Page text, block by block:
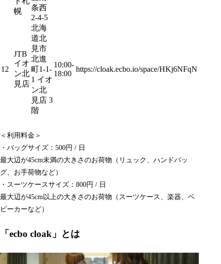
幌
条西
2-4-5
12
JTB
イオ
ン北
見店
北海
道北
見市
北進
町1-1-
1 イオ
ン北
見店 3
階
10:00-
18:00
https://cloak.ecbo.io/space/HKj6NFqN
＜利用料金＞
・バッグサイズ：500円 / 日
最大辺が45cm未満の大きさのお荷物（リュック、ハンドバッ
グ、お手荷物など）
・スーツケースサイズ：800円 / 日
最大辺が45cm以上の大きさのお荷物（スーツケース、楽器、ベ
ビーカーなど）
「ecbo cloak」とは